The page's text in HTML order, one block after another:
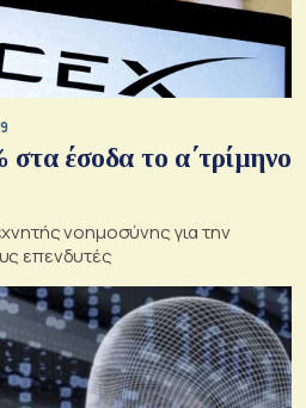
έσοδα το α΄τρίμηνο
νοημοσύνης για την
επενδυτές